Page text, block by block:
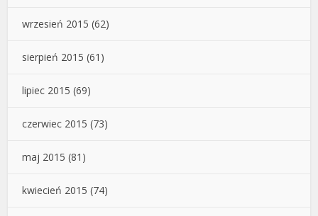
wrzesień 2015 (62)
sierpień 2015 (61)
lipiec 2015 (69)
czerwiec 2015 (73)
maj 2015 (81)
kwiecień 2015 (74)